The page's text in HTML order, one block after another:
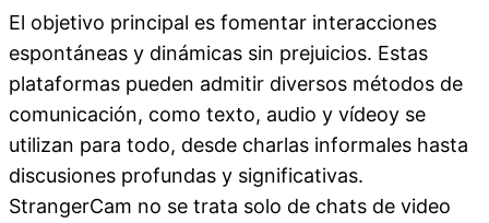
El objetivo principal es fomentar interacciones
espontáneas y dinámicas sin prejuicios. Estas
plataformas pueden admitir diversos métodos de
comunicación, como texto, audio y vídeoy se
utilizan para todo, desde charlas informales hasta
discusiones profundas y significativas.
StrangerCam no se trata solo de chats de video